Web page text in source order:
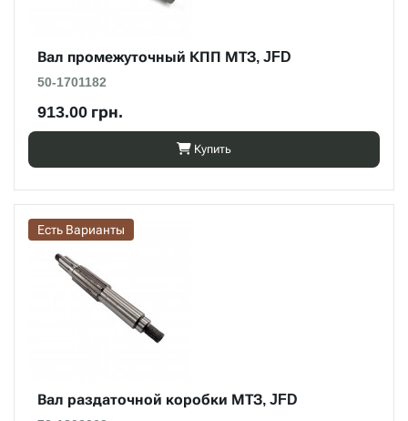
Вал промежуточный КПП МТЗ, JFD
50-1701182
913.00 грн.
Купить
Есть Варианты
Вал раздаточной коробки МТЗ, JFD